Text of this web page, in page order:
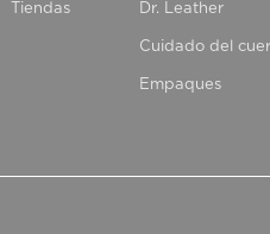
Tiendas Dr. Leather
Cuidado del
Empaques